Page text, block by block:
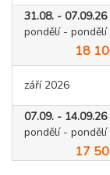
31.08. - 07.09.26
pondělí - pondělí
18
září 2026
07.09. - 14.09.26
pondělí - pondělí
17